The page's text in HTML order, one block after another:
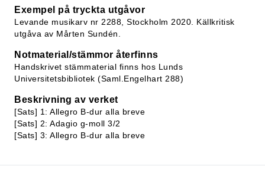
Exempel på tryckta utgåvor
Levande musikarv nr 2288, Stockholm 2020. Källkritisk
utgåva av Mårten Sundén.
Notmaterial/stämmor återfinns
Handskrivet stämmaterial finns hos Lunds
Universitetsbibliotek (Saml.Engelhart 288)
Beskrivning av verket
[Sats] 1: Allegro B-dur alla breve
[Sats] 2: Adagio g-moll 3/2
[Sats] 3: Allegro B-dur alla breve